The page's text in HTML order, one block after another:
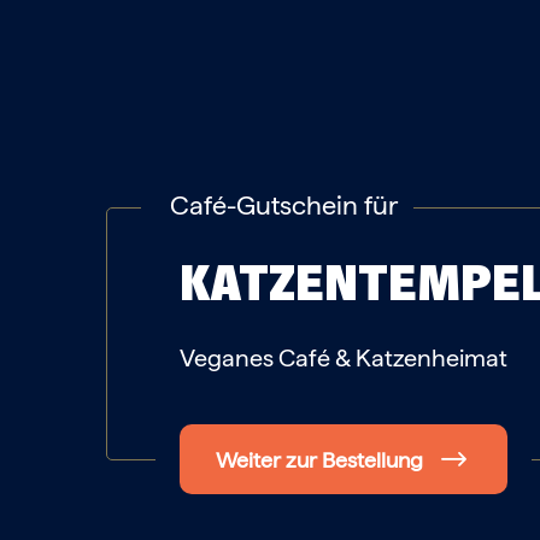
Café-Gutschein für
Veganes Café & Katzenheimat
Weiter zur Bestellung